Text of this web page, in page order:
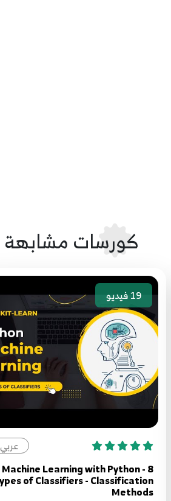
كورسات مشابهة
19فيديو
عربي
Machine Learning with Python - 8
of Classifiers - Classification
Methods